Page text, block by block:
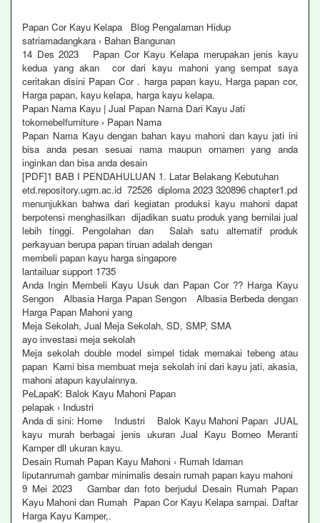
Papan Cor Kayu Kelapa Blog Pengalaman Hidup
satriamadangkara › Bahan Bangunan
14 Des 2023 Papan Cor Kayu Kelapa merupakan jenis kayu
kedua yang akan cor dari kayu mahoni yang sempat saya
ceritakan disini Papan Cor . harga papan kayu, Harga papan cor,
Harga papan, kayu kelapa, harga kayu kelapa.
Papan Nama Kayu | Jual Papan Nama Dari Kayu Jati
tokomebelfurniture › Papan Nama
Papan Nama Kayu dengan bahan kayu mahoni dan kayu jati ini
bisa anda pesan sesuai nama maupun ornamen yang anda
inginkan dan bisa anda desain
[PDF]1 BAB I PENDAHULUAN 1. Latar Belakang Kebutuhan
etd.repository.ugm.ac.id 72526 diploma 2023 320896 chapter1.pd
menunjukkan bahwa dari kegiatan produksi kayu mahoni dapat
berpotensi menghasilkan dijadikan suatu produk yang bernilai jual
lebih tinggi. Pengolahan dan Salah satu alternatif produk
perkayuan berupa papan tiruan adalah dengan
membeli papan kayu harga singapore
lantailuar support 1735
Anda Ingin Membeli Kayu Usuk dan Papan Cor ?? Harga Kayu
Sengon Albasia Harga Papan Sengon Albasia Berbeda dengan
Harga Papan Mahoni yang
Meja Sekolah, Jual Meja Sekolah, SD, SMP, SMA
ayo investasi meja sekolah
Meja sekolah double model simpel tidak memakai tebeng atau
papan Kami bisa membuat meja sekolah ini dari kayu jati, akasia,
mahoni atapun kayulainnya.
PeLapaK: Balok Kayu Mahoni Papan
pelapak › Industri
Anda di sini: Home Industri Balok Kayu Mahoni Papan JUAL
kayu murah berbagai jenis ukuran Jual Kayu Borneo Meranti
Kamper dll ukuran kayu.
Desain Rumah Papan Kayu Mahoni ‹ Rumah Idaman
liputanrumah gambar minimalis desain rumah papan kayu mahoni
9 Mei 2023 Gambar dan foto berjudul Desain Rumah Papan
Kayu Mahoni dan Rumah Papan Cor Kayu Kelapa sampai. Daftar
Harga Kayu Kamper,.